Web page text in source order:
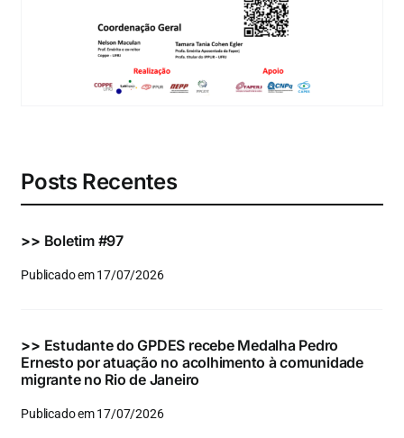
Posts Recentes
>> Boletim #97
Publicado em 17/07/2026
>> Estudante do GPDES recebe Medalha Pedro
Ernesto por atuação no acolhimento à comunidade
migrante no Rio de Janeiro
Publicado em 17/07/2026